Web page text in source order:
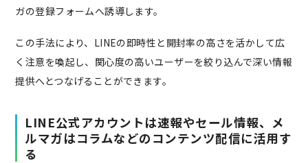
ガの登録フォームへ誘導します。
この手法により、LINEの即時性と開封率の高さを活かして広
く注意を喚起し、関心度の高いユーザーを絞り込んで深い情報
提供へとつなげることができます。
LINE公式アカウントは速報やセール情報、メ
ルマガはコラムなどのコンテンツ配信に活用す
る